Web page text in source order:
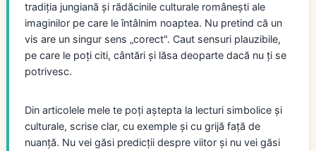
tradiția jungiană și rădăcinile culturale românești ale
imaginilor pe care le întâlnim noaptea. Nu pretind că un
vis are un singur sens „corect". Caut sensuri plauzibile,
pe care le poți citi, cântări și lăsa deoparte dacă nu ți se
potrivesc.
Din articolele mele te poți aștepta la lecturi simbolice și
culturale, scrise clar, cu exemple și cu grijă față de
nuanță. Nu vei găsi predicții despre viitor și nu vei găsi